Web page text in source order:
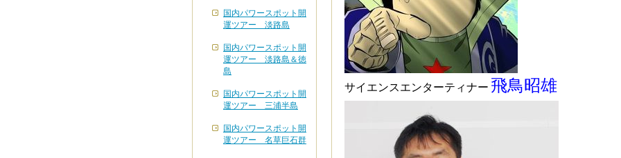
サイエンスエンターティナー 飛鳥昭雄
国内パワースポット開
運ツアー 淡路島
国内パワースポット開
運ツアー 淡路島＆徳
島
国内パワースポット開
運ツアー 三浦半島
国内パワースポット開
運ツアー 名草巨石群